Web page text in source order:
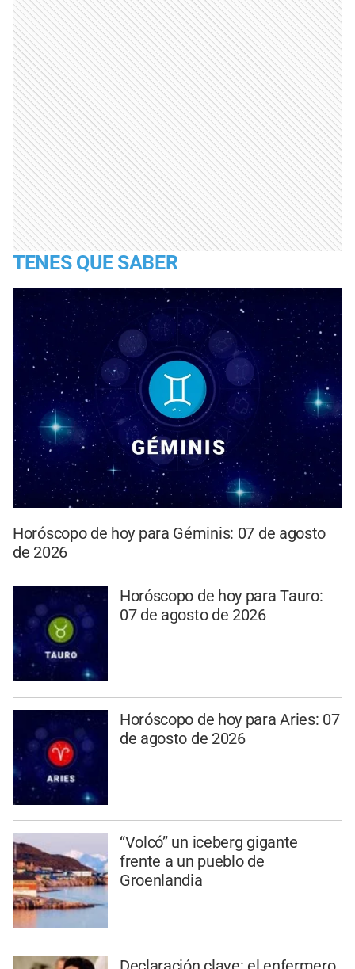
TENES QUE SABER
Horóscopo de hoy para Géminis: 07 de agosto
de 2026
Horóscopo de hoy para Tauro:
07 de agosto de 2026
Horóscopo de hoy para Aries: 07
de agosto de 2026
“Volcó” un iceberg gigante
frente a un pueblo de
Groenlandia